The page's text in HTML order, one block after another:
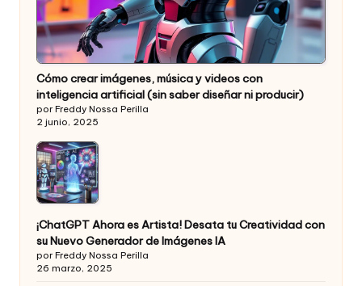
Cómo crear imágenes, música y videos con
inteligencia artificial (sin saber diseñar ni producir)
por Freddy Nossa Perilla
2 junio, 2025
¡ChatGPT Ahora es Artista! Desata tu Creatividad con
su Nuevo Generador de Imágenes IA
por Freddy Nossa Perilla
26 marzo, 2025